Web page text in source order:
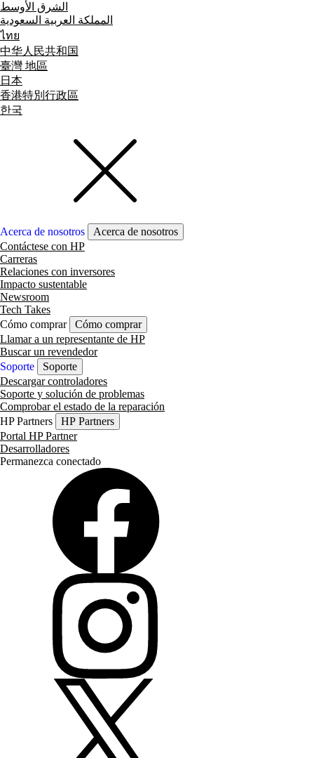
الشرق الأوسط
المملكة العربية السعودية
ไทย
中华人民共和国
臺灣 地區
日本
香港特別行政區
한국
Acerca de nosotros
Acerca de nosotros
Contáctese con HP
Carreras
Relaciones con inversores
Impacto sustentable
Newsroom
Tech Takes
Cómo comprar
Cómo comprar
Llamar a un representante de HP
Buscar un revendedor
Soporte
Soporte
Descargar controladores
Soporte y solución de problemas
Comprobar el estado de la reparación
HP Partners
HP Partners
Portal HP Partner
Desarrolladores
Permanezca conectado